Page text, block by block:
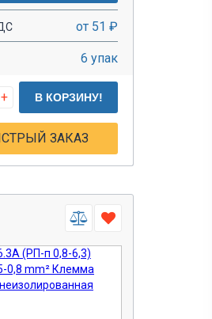
от 51 ₽
6 упак
+ В КОРЗИНУ!
ЗАКАЗ